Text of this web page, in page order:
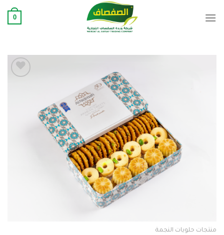
0
منتجات حلويات النجمة